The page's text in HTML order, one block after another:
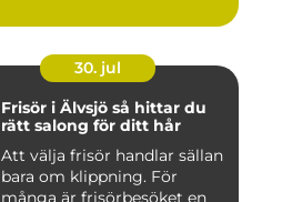
30. jul
Frisör i Älvsjö så hittar du
rätt salong för ditt hår
Att välja frisör handlar sällan
bara om klippning. För
många är frisörbesöket en